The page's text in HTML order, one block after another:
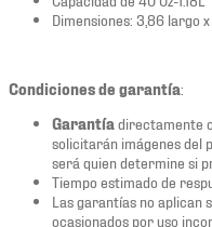
Dimensiones: 3,86 largo
Condiciones de garantía:
Garantía directamente
solicitarán imágenes del
será quien determine si
Tiempo estimado de
Las garantías no aplican
ocasionados por uso